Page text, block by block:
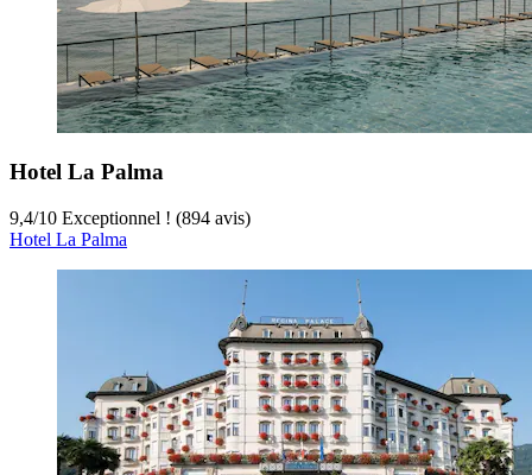
Hotel La Palma
9,4/10 Exceptionnel ! (894 avis)
Hotel La Palma